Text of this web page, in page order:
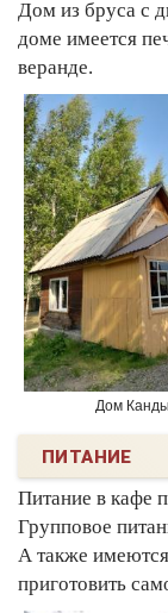
Дом из бруса с
доме имеется
веранде.
Дом
ПИТАНИЕ
Питание в кафе
Групповое
А также
приготовить